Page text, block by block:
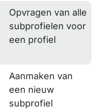
Opvragen van alle
subprofielen voor
een profiel
Aanmaken van
een nieuw
subprofiel